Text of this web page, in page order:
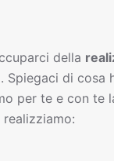
della
Spiegaci di cosa
per te e con te